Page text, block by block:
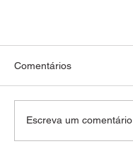
Comentários
Escreva um comentário